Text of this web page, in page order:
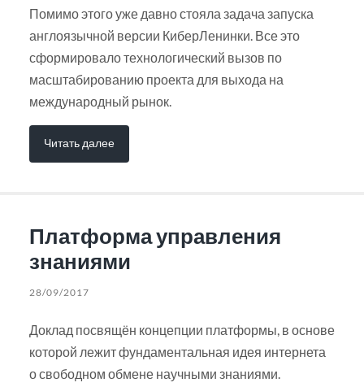
Помимо этого уже давно стояла задача запуска
англоязычной версии КиберЛенинки. Все это
сформировало технологический вызов по
масштабированию проекта для выхода на
международный рынок.
Читать далее
Платформа управления
знаниями
28/09/2017
Доклад посвящён концепции платформы, в основе
которой лежит фундаментальная идея интернета
о свободном обмене научными знаниями.